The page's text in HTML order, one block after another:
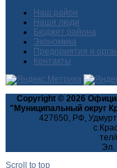
Наш район
Наши люди
Бюджет района
Экономика
Предприятия и
Контакты
Copyright © 2026
"Муниципальный округ
427650, РФ,
Эл.
Scroll to top